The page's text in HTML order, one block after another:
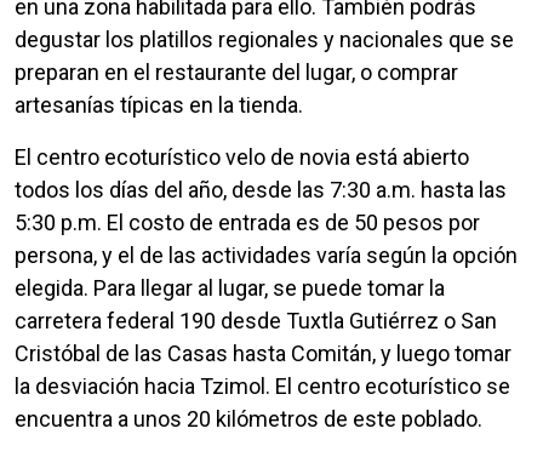
en una zona habilitada para ello. También podrás
degustar los platillos regionales y nacionales que se
preparan en el restaurante del lugar, o comprar
artesanías típicas en la tienda.
El centro ecoturístico velo de novia está abierto
todos los días del año, desde las 7:30 a.m. hasta las
5:30 p.m. El costo de entrada es de 50 pesos por
persona, y el de las actividades varía según la opción
elegida. Para llegar al lugar, se puede tomar la
carretera federal 190 desde Tuxtla Gutiérrez o San
Cristóbal de las Casas hasta Comitán, y luego tomar
la desviación hacia Tzimol. El centro ecoturístico se
encuentra a unos 20 kilómetros de este poblado.